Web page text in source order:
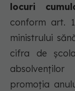
locuri
conform art.
ministrului
cifra de
promoția